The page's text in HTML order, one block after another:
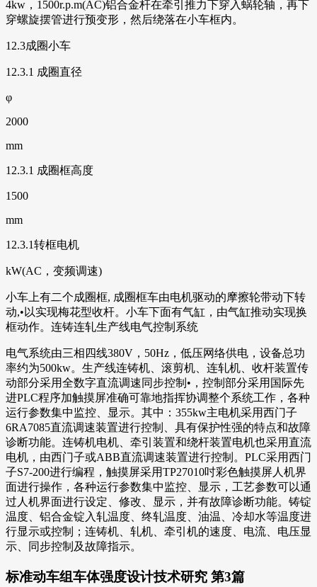
4kw，1500r.p.m(AC)铝合金杆在牵引推力下穿入蜗轮轴，再下
穿螺旋摆管进行预变形，然后绕落在小车框内。
12.3成圈小车
12.3.1 成圈直径
φ
2000
mm
12.3.1 成圈框高度
1500
mm
12.3.1转框电机
kW(AC，变频调速)
小车上有二个成圈框, 成圈框车由电机驱动的摩擦轮带动下转
动,•以实现梅花型收杆。小车下面有气缸，由气缸推动实现换
框动作。连铸连轧生产线电气控制系统
电气系统由三相四线380V，50Hz，低压网络供电，设备总功
率约为500kw。生产线连铸机、滚剪机、连轧机、收杆装置传
动部分采用全数字直流调速同步控制•，控制部分采用国际先
进PLC程序加触摸屏准确可靠地指挥协调整个系统工作，各种
运行参数集中监控、显示。其中：355kw主电机采用西门子
6RA7085直流调速装置进行控制、具有保护性强的特点和故障
诊断功能。连铸机电机、牵引装置和绕杆装置电机也采用直流
电机，由西门子或ABB直流调速装置进行控制。PLC采用西门
子S7-200进行编程，触摸屏采用TP27010吋彩色触摸屏人机界
面进行操作，各种运行参数集中监控、显示，工艺参数可以通
过人机界面进行设定、修改、显示，并有故障诊断功能。铸锭
温度、铝合金锭入轧温度、终轧温度、油温、冷却水等温度进
行显示或控制；连铸机、轧机、牵引机的速度、电流、电压显
示、同步控制及故障指示。
标准动车组车体强度设计技术研究 第3篇